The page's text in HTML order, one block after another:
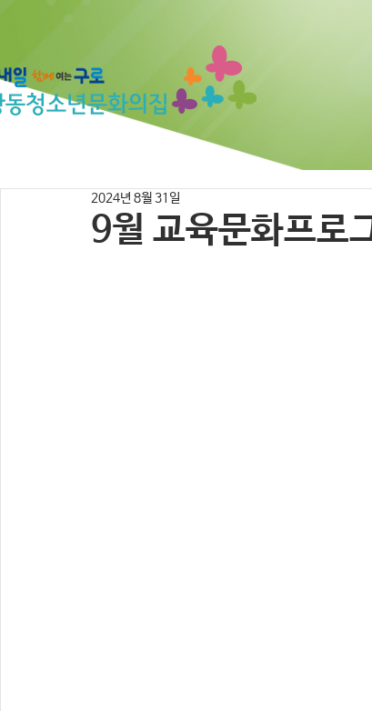
9월 교육문화프로
2024년 8월 31일